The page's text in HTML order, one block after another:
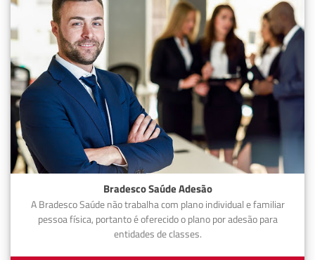
Bradesco Saúde Adesão
A Bradesco Saúde não trabalha com plano individual e familiar
pessoa física, portanto é oferecido o plano por adesão para
entidades de classes.